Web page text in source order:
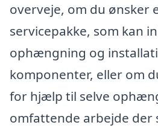
overveje, om du ønsker
servicepakke, som kan
ophængning og
komponenter, eller om
for hjælp til selve
omfattende arbejde der